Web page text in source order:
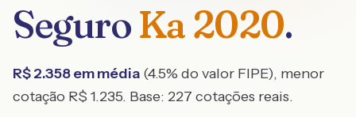
SeguroKa2020.
R$2.358em média (4.5% do valor FIPE), menor
cotação R$ 1.235. Base: 227 cotações reais.